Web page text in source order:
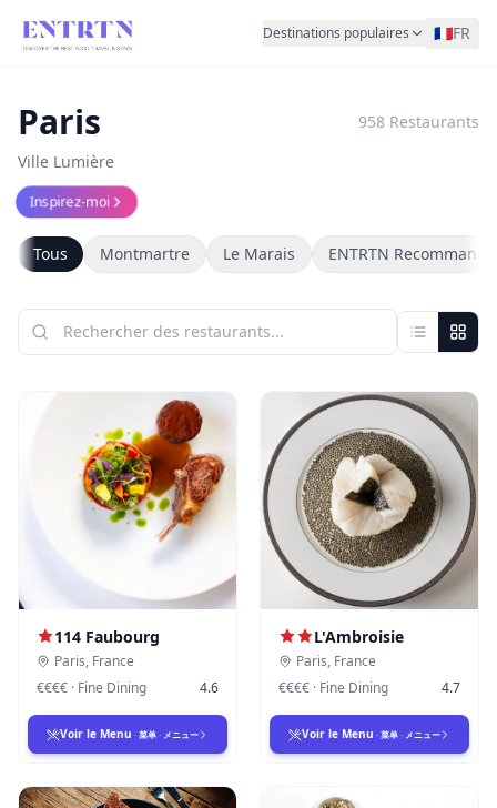
Destinations populaires 🇫🇷FR
Paris 958 Restaurants
Ville Lumière
Inspirez-moi
Tous Montmartre Le Marais ENTRTN Recommande
114 Faubourg
Paris, France
€€€€ · Fine Dining 4.6
Voir le Menu · 菜单 · メニュー
L'Ambroisie
Paris, France
€€€€ · Fine Dining 4.7
Voir le Menu · 菜单 · メニュー